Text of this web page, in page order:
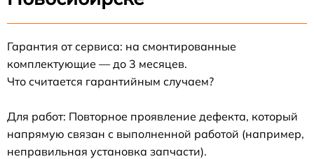
Гарантия от сервиса: на смонтированные
комплектующие — до 3 месяцев.
Что считается гарантийным случаем?
Для работ: Повторное проявление дефекта, который
напрямую связан с выполненной работой (например,
неправильная установка запчасти).